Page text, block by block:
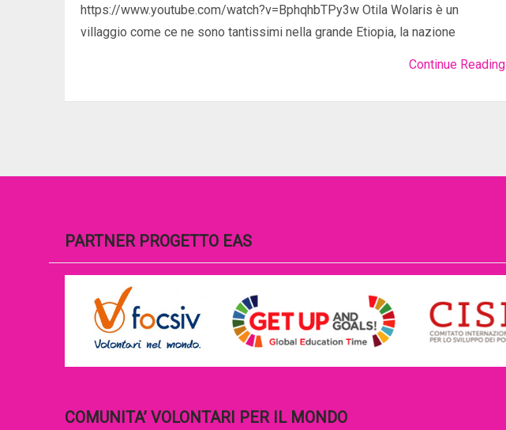
https://www.youtube.com/watch?v=BphqhbTPy3w Otila Wolaris è un
villaggio come ce ne sono tantissimi nella grande Etiopia, la nazione
Continue Reading
PARTNER PROGETTO EAS
COMUNITA’ VOLONTARI PER IL MONDO